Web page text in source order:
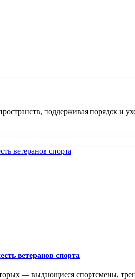
поддерживая порядок и
ветеранов спорта
— выдающиеся спортсмены,